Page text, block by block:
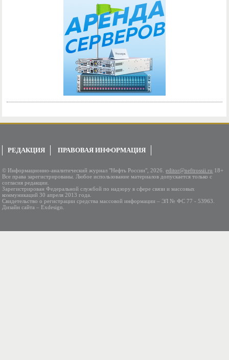
РЕДАКЦИЯ ПРАВОВАЯ ИНФОРМАЦИЯ
© Информационно-аналитический журнал "Нефть России", 2026.editor@neftrossii.ru 18+
Все права зарегистрированы. Любое использование материалов допускается только с
согласия редакции.
Зарегистрирован Федеральной службой по надзору в сфере связи и массовых
коммуникаций 30 апреля 2013 года.
Свидетельство о регистрации средства массовой информации – ЭЛ № ФС 77 - 53963.
Дизайн сайта – Exdesign.